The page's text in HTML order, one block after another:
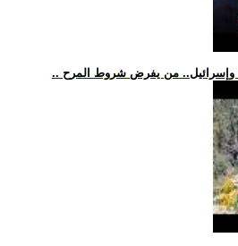
وإسرائيل.. من يفرض شروط المرح